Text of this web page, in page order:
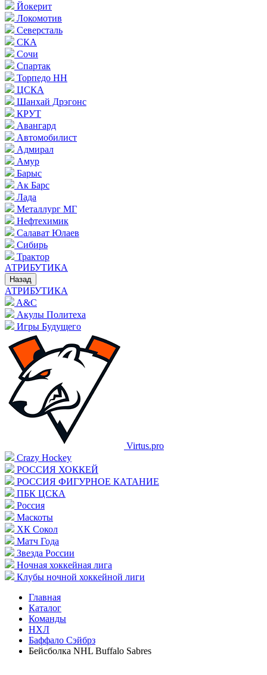
Йокерит
Локомотив
Северсталь
СКА
Сочи
Спартак
Торпедо НН
ЦСКА
Шанхай Дрэгонс
КРУТ
Авангард
Автомобилист
Адмирал
Амур
Барыс
Ак Барс
Лада
Металлург МГ
Нефтехимик
Салават Юлаев
Сибирь
Трактор
АТРИБУТИКА
Назад
АТРИБУТИКА
A&C
Акулы Политеха
Игры Будущего
Virtus.pro
Crazy Hockey
РОССИЯ ХОККЕЙ
РОССИЯ ФИГУРНОЕ КАТАНИЕ
ПБК ЦСКА
Россия
Маскоты
ХК Сокол
Матч Года
Звезда России
Ночная хоккейная лига
Клубы ночной хоккейной лиги
Главная
Каталог
Команды
НХЛ
Баффало Сэйбрз
Бейсболка NHL Buffalo Sabres